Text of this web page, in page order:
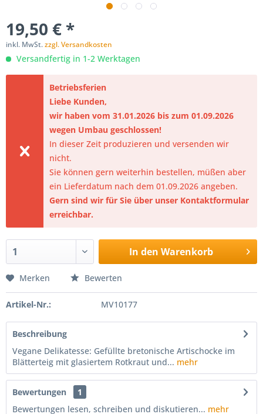
19,50 € *
inkl. MwSt.zzgl. Versandkosten
Versandfertig in 1-2 Werktagen
Betriebsferien
Liebe Kunden,
wir haben vom 31.01.2026 bis zum 01.09.2026
wegen Umbau geschlossen!
In dieser Zeit produzieren und versenden wir
nicht.
Sie können gern weiterhin bestellen, müßen aber
ein Lieferdatum nach dem 01.09.2026 angeben.
Gern sind wir für Sie über unser Kontaktformular
erreichbar.
In den Warenkorb
Merken Bewerten
Artikel-Nr.: MV10177
Beschreibung
Vegane Delikatesse: Gefüllte bretonische Artischocke im
Blätterteig mit glasiertem Rotkraut und... mehr
Bewertungen
1
Bewertungen lesen, schreiben und diskutieren... mehr